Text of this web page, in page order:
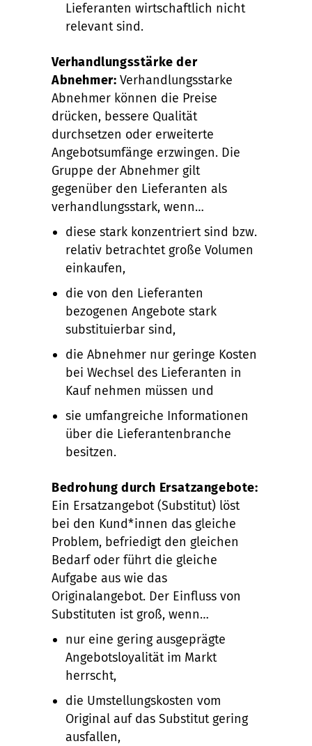
Lieferanten wirtschaftlich nicht
relevant sind.
Verhandlungsstärke der
Abnehmer: Verhandlungsstarke
Abnehmer können die Preise
drücken, bessere Qualität
durchsetzen oder erweiterte
Angebotsumfänge erzwingen. Die
Gruppe der Abnehmer gilt
gegenüber den Lieferanten als
verhandlungsstark, wenn…
diese stark konzentriert sind bzw.
relativ betrachtet große Volumen
einkaufen,
die von den Lieferanten
bezogenen Angebote stark
substituierbar sind,
die Abnehmer nur geringe Kosten
bei Wechsel des Lieferanten in
Kauf nehmen müssen und
sie umfangreiche Informationen
über die Lieferantenbranche
besitzen.
Bedrohung durch Ersatzangebote:
Ein Ersatzangebot (Substitut) löst
bei den Kund*innen das gleiche
Problem, befriedigt den gleichen
Bedarf oder führt die gleiche
Aufgabe aus wie das
Originalangebot. Der Einfluss von
Substituten ist groß, wenn…
nur eine gering ausgeprägte
Angebotsloyalität im Markt
herrscht,
die Umstellungskosten vom
Original auf das Substitut gering
ausfallen,